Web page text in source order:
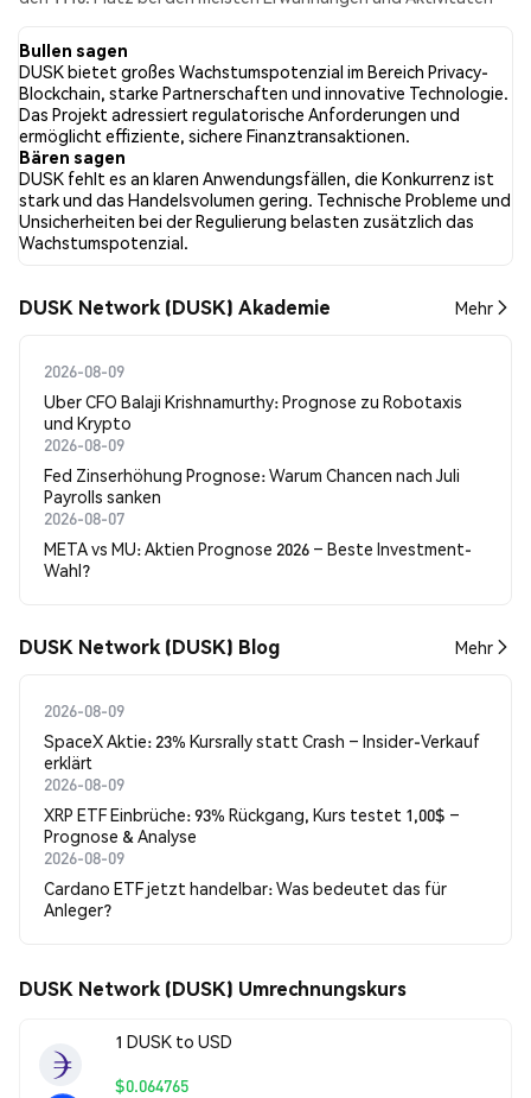
die Stimmung gegenüber DUSK in allen sozialen Medien Bullish.
Schließlich wurden 0 Nachrichtenartikel über DUSK
veröffentlicht. Auf Twitter hatten 27.17% der Tweets eine
bullishe Stimmung im Vergleich zu 7.61% der Tweets mit einer
bärischen Stimmung über DUSK. 65.22% der Tweets waren
neutral gegenüber DUSK. Diese Stimmungen basieren auf 92
Tweets.
Bullen sagen
DUSK bietet großes Wachstumspotenzial im Bereich Privacy-
Blockchain, starke Partnerschaften und innovative Technologie.
Das Projekt adressiert regulatorische Anforderungen und
ermöglicht effiziente, sichere Finanztransaktionen.
Bären sagen
DUSK fehlt es an klaren Anwendungsfällen, die Konkurrenz ist
stark und das Handelsvolumen gering. Technische Probleme und
Unsicherheiten bei der Regulierung belasten zusätzlich das
Wachstumspotenzial.
DUSK Network (DUSK) Akademie Mehr
2026-08-09
Uber CFO Balaji Krishnamurthy: Prognose zu Robotaxis
und Krypto
2026-08-09
Fed Zinserhöhung Prognose: Warum Chancen nach Juli
Payrolls sanken
2026-08-07
META vs MU: Aktien Prognose 2026 – Beste Investment-
Wahl?
DUSK Network (DUSK) Blog Mehr
2026-08-09
SpaceX Aktie: 23% Kursrally statt Crash – Insider-Verkauf
erklärt
2026-08-09
XRP ETF Einbrüche: 93% Rückgang, Kurs testet 1,00$ –
Prognose & Analyse
2026-08-09
Cardano ETF jetzt handelbar: Was bedeutet das für
Anleger?
DUSK Network (DUSK) Umrechnungskurs
1 DUSK to USD
$0.064765